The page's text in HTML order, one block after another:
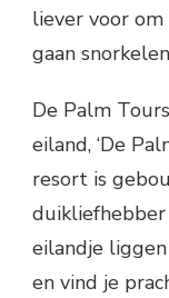
liever voor
gaan
De Palm
eiland, ‘De
resort is
eilandje
en vind je